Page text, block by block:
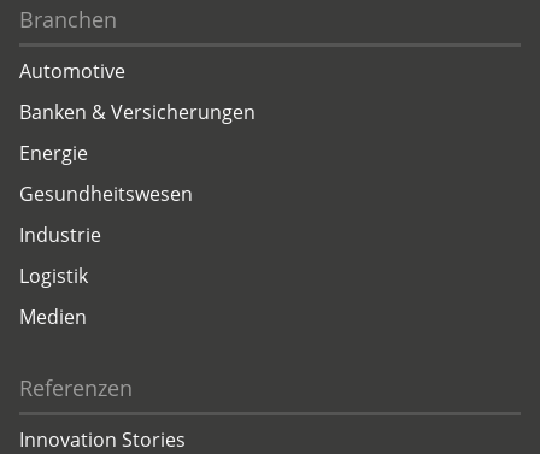
Branchen
Automotive
Banken & Versicherungen
Energie
Gesundheitswesen
Industrie
Logistik
Medien
Referenzen
Innovation Stories